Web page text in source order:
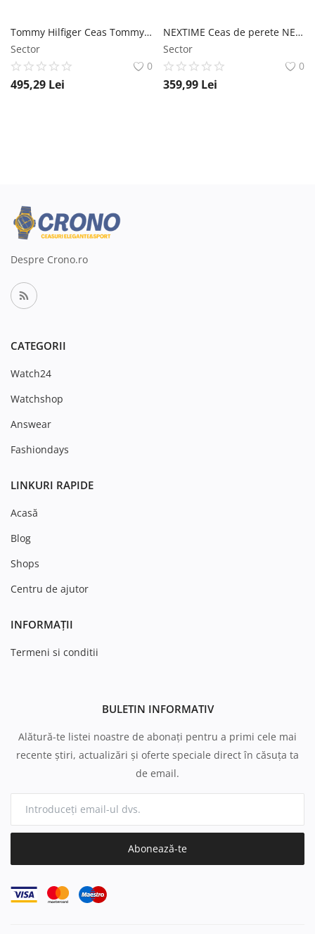
Tommy Hilfiger Ceas Tommy Hilfiger 1792032
Sector
0
495,29 Lei
NEXTIME Ceas de perete NEXTIME 3518WI
Sector
0
359,99 Lei
Despre Crono.ro
CATEGORII
Watch24
Watchshop
Answear
Fashiondays
LINKURI RAPIDE
Acasă
Blog
Shops
Centru de ajutor
INFORMAȚII
Termeni si conditii
BULETIN INFORMATIV
Alătură-te listei noastre de abonați pentru a primi cele mai
recente știri, actualizări și oferte speciale direct în căsuța ta
de email.
Abonează-te